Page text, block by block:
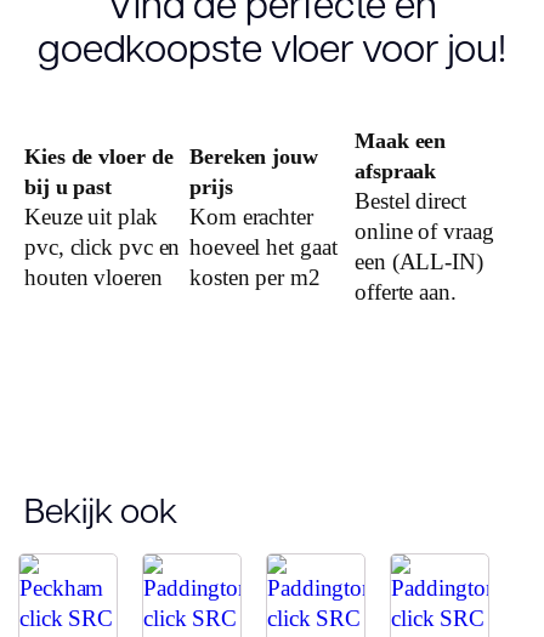
Gebruiksklasse
Brandclassificatie
Vloerverwarming
Woongebruik
(jaren)
goedkoopste vloer voor jou!
Kies de vloer de
bij u past
Keuze uit plak
pvc, click pvc en
houten vloeren
Bereken jouw
prijs
Kom erachter
hoeveel het gaat
kosten per m2
Maak een
afspraak
Bestel direct
online of vraag
een (ALL-IN)
offerte aan.
Bekijk ook